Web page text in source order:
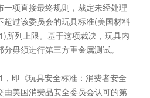
项直接最终规则，裁定未经处理
过该委员会的玩具标准(美国材料
所列上限。基于这项裁决，玩具内
毋须进行第三方重金属测试。
即《玩具安全标准：消费者安全
美国消费品安全委员会认可的第